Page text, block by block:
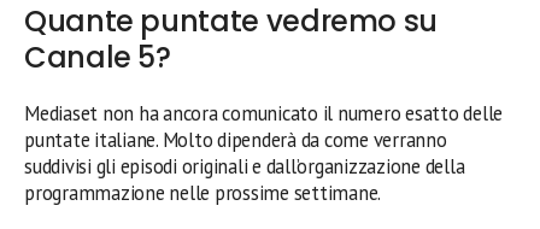
Quante puntate vedremo su
Canale 5?
Mediaset non ha ancora comunicato il numero esatto delle
puntate italiane. Molto dipenderà da come verranno
suddivisi gli episodi originali e dall’organizzazione della
programmazione nelle prossime settimane.